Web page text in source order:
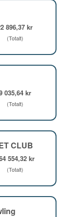
896,37 kr
(Totalt)
035,64 kr
(Totalt)
CLUB
554,32 kr
(Totalt)